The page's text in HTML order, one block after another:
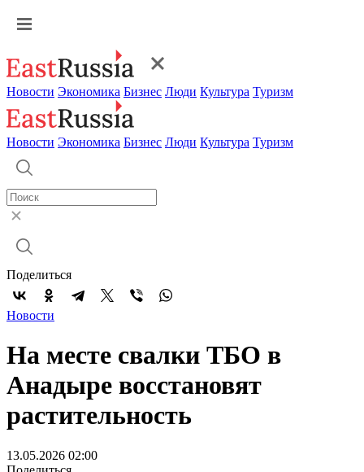
Новости Экономика Бизнес Люди Культура Туризм
Новости Экономика Бизнес Люди Культура Туризм
Поделиться
Новости
На месте свалки ТБО в
Анадыре восстановят
растительность
13.05.2026 02:00